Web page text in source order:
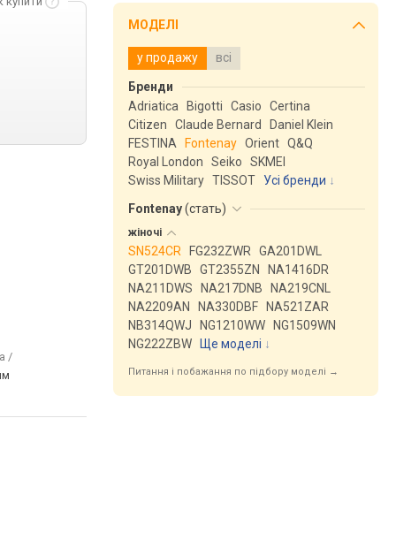
/
МОДЕЛІ
у продажу всі
Бренди
Adriatica
Bigotti Casio
Certina
Citizen
Claude Bernard
Daniel Klein
FESTINA
Fontenay Orient Q&Q
Royal London
Seiko
SKMEI
Swiss Military TISSOT
Усі бренди
Fontenay(стать)
жіночі
SN524CR FG232ZWR
GA201DWL
GT201DWB
GT2355ZN
NA1416DR
NA211DWS
NA217DNB
NA219CNL
NA2209AN
NA330DBF
NA521ZAR
NB314QWJ
NG1210WW
NG1509WN
NG222ZBW
Ще моделі ↓
Питання і побажання по підбору моделі →